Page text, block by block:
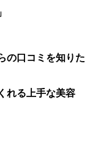
の口コミを知りた
れる上手な美容